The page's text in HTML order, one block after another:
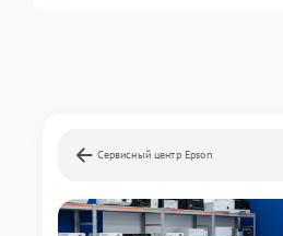
Сервисный центр Epson